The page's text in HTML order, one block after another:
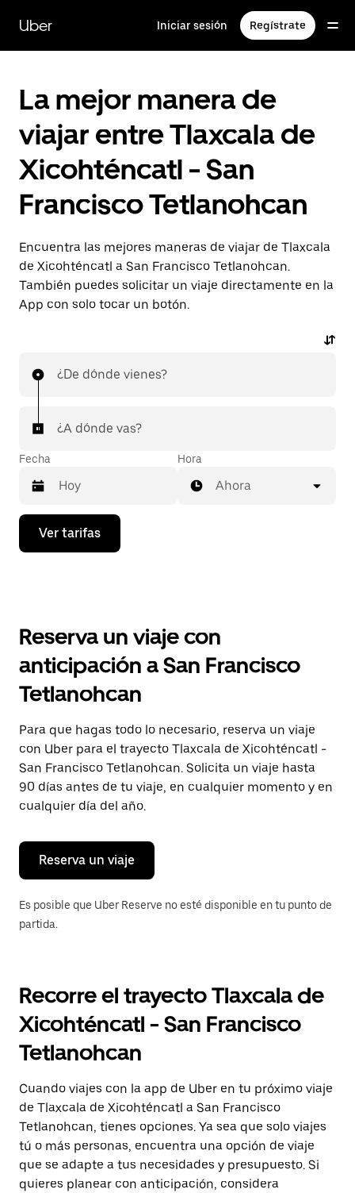
contenido
principal
Uber Iniciar sesión Regístrate
La mejor manera de
viajar entre Tlaxcala de
Xicohténcatl - San
Francisco Tetlanohcan
Encuentra las mejores maneras de viajar de Tlaxcala
de Xicohténcatl a San Francisco Tetlanohcan.
También puedes solicitar un viaje directamente en la
App con solo tocar un botón.
¿De dónde vienes?
¿A dónde vas?
Fecha
Presiona
flecha
el
y
selecciona
una
Presiona
la
tecla Esc
para
cerrar
el
calendario.
Hora
Ahora
Ver tarifas
Reserva un viaje con
anticipación a San Francisco
Tetlanohcan
Para que hagas todo lo necesario, reserva un viaje
con Uber para el trayecto Tlaxcala de Xicohténcatl -
San Francisco Tetlanohcan. Solicita un viaje hasta
90 días antes de tu viaje, en cualquier momento y en
cualquier día del año.
Reserva un viaje
Es posible que Uber Reserve no esté disponible en tu punto de
partida.
Recorre el trayecto Tlaxcala de
Xicohténcatl - San Francisco
Tetlanohcan
Cuando viajes con la app de Uber en tu próximo viaje
de Tlaxcala de Xicohténcatl a San Francisco
Tetlanohcan, tienes opciones. Ya sea que solo viajes
tú o más personas, encuentra una opción de viaje
que se adapte a tus necesidades y presupuesto. Si
quieres planear con anticipación, considera